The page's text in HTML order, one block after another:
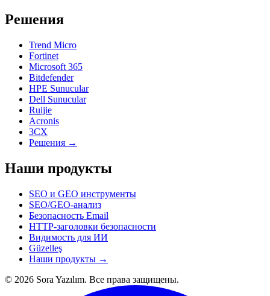
Решения
Trend Micro
Fortinet
Microsoft 365
Bitdefender
HPE Sunucular
Dell Sunucular
Ruijie
Acronis
3CX
Решения →
Наши продукты
SEO и GEO инструменты
SEO/GEO-анализ
Безопасность Email
HTTP-заголовки безопасности
Видимость для ИИ
Güzelleş
Наши продукты →
© 2026 Sora Yazılım. Все права защищены.